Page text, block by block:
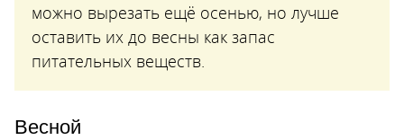
можно вырезать ещё осенью, но лучше
оставить их до весны как запас
питательных веществ.
Весной